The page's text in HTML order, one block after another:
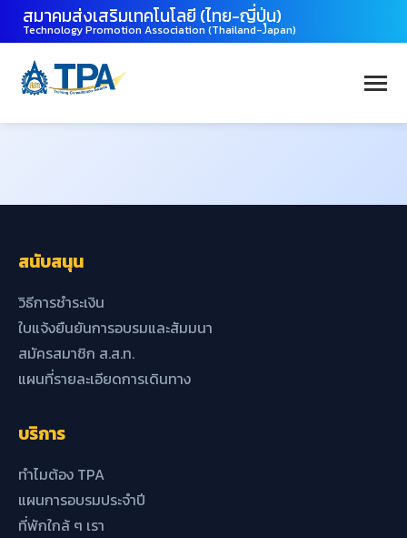
สมาคมส่งเสริมเทคโนโลยี (ไทย-ญี่ปุ่น)
Technology Promotion Association (Thailand-Japan)
สนับสนุน
วิธีการชำระเงิน
ใบแจ้งยืนยันการอบรมและสัมมนา
สมัครสมาชิก ส.ส.ท.
แผนที่รายละเอียดการเดินทาง
บริการ
ทำไมต้อง TPA
แผนการอบรมประจำปี
ที่พักใกล้ ๆ เรา